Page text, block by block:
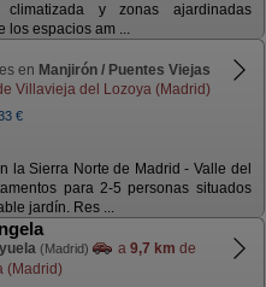
y zonas ajardinadas
los espacios am ...
en Manjirón / Puentes Viejas
Villavieja del Lozoya (Madrid)
€
la Sierra Norte de Madrid - Valle del
para 2-5 personas situados
jardín. Res ...
(Madrid) a 9,7 km de
(Madrid)